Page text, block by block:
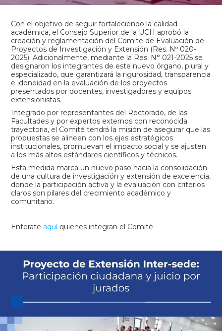
Con el objetivo de seguir fortaleciendo la calidad
académica, el Consejo Superior de la UCH aprobó la
creación y reglamentación del Comité de Evaluación de
Proyectos de Investigación y Extensión (Res. Nº 020-
2025). Adicionalmente, mediante la Res. N° 021-2025 se
designaron los integrantes de este nuevo órgano, plural y
especializado, que garantizará la rigurosidad, transparencia
e idoneidad en la evaluación de los proyectos
presentados por docentes, investigadores y equipos
extensionistas.
Integrado por representantes del Rectorado, de las
Facultades y por expertos externos con reconocida
trayectoria, el Comité tendrá la misión de asegurar que las
propuestas se alineen con los ejes estratégicos
institucionales, promuevan el impacto social y se ajusten
a los más altos estándares científicos y técnicos.
Esta medida marca un nuevo paso hacia la consolidación
de una cultura de investigación y extensión de excelencia,
donde la participación activa y la evaluación con criterios
claros son pilares del crecimiento académico y
comunitario.
Enterate aquíquienes integran el Comité